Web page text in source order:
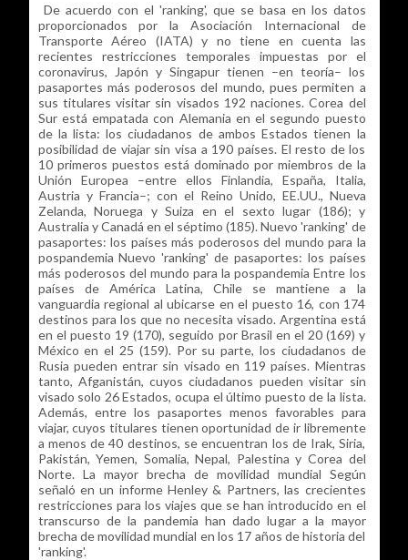
De acuerdo con el 'ranking', que se basa en los datos
proporcionados por la Asociación Internacional de
Transporte Aéreo (IATA) y no tiene en cuenta las
recientes restricciones temporales impuestas por el
coronavirus, Japón y Singapur tienen –en teoría– los
pasaportes más poderosos del mundo, pues permiten a
sus titulares visitar sin visados 192 naciones. Corea del
Sur está empatada con Alemania en el segundo puesto
de la lista: los ciudadanos de ambos Estados tienen la
posibilidad de viajar sin visa a 190 países. El resto de los
10 primeros puestos está dominado por miembros de la
Unión Europea –entre ellos Finlandia, España, Italia,
Austria y Francia–; con el Reino Unido, EE.UU., Nueva
Zelanda, Noruega y Suiza en el sexto lugar (186); y
Australia y Canadá en el séptimo (185). Nuevo 'ranking' de
pasaportes: los países más poderosos del mundo para la
pospandemia Nuevo 'ranking' de pasaportes: los países
más poderosos del mundo para la pospandemia Entre los
países de América Latina, Chile se mantiene a la
vanguardia regional al ubicarse en el puesto 16, con 174
destinos para los que no necesita visado. Argentina está
en el puesto 19 (170), seguido por Brasil en el 20 (169) y
México en el 25 (159). Por su parte, los ciudadanos de
Rusia pueden entrar sin visado en 119 países. Mientras
tanto, Afganistán, cuyos ciudadanos pueden visitar sin
visado solo 26 Estados, ocupa el último puesto de la lista.
Además, entre los pasaportes menos favorables para
viajar, cuyos titulares tienen oportunidad de ir libremente
a menos de 40 destinos, se encuentran los de Irak, Siria,
Pakistán, Yemen, Somalia, Nepal, Palestina y Corea del
Norte. La mayor brecha de movilidad mundial Según
señaló en un informe Henley & Partners, las crecientes
restricciones para los viajes que se han introducido en el
transcurso de la pandemia han dado lugar a la mayor
brecha de movilidad mundial en los 17 años de historia del
'ranking'.